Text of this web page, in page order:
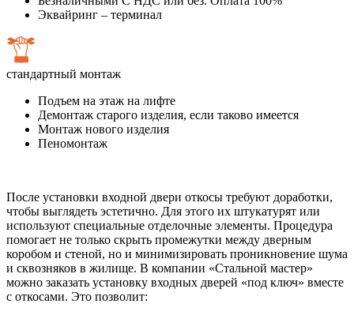
Эквайринг – терминал
стандартный монтаж
Подъем на этаж на лифте
Демонтаж старого изделия, если таково имеется
Монтаж нового изделия
Пеномонтаж
После установки входной двери откосы требуют доработки,
чтобы выглядеть эстетично. Для этого их штукатурят или
используют специальные отделочные элементы. Процедура
помогает не только скрыть промежутки между дверным
коробом и стеной, но и минимизировать проникновение шума
и сквозняков в жилище. В компании «Стальной мастер»
можно заказать установку входных дверей «под ключ» вместе
с откосами. Это позволит: